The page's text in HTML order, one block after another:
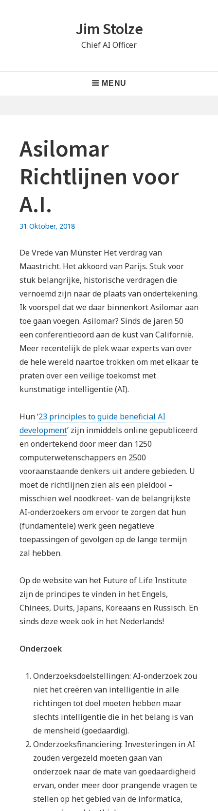
Jim Stolze
Chief AI Officer
MENU
Asilomar
Richtlijnen voor
A.I.
31 Oktober, 2018
De Vrede van Münster. Het verdrag van
Maastricht. Het akkoord van Parijs. Stuk voor
stuk belangrijke, historische verdragen die
vernoemd zijn naar de plaats van ondertekening.
Ik voorspel dat we daar binnenkort Asilomar aan
toe gaan voegen. Asilomar? Sinds de jaren 50
een conferentieoord aan de kust van Californië.
Meer recentelijk de plek waar experts van over
de hele wereld naartoe trokken om met elkaar te
praten over een veilige toekomst met
kunstmatige intelligentie (AI).
Hun ‘23 principles to guide beneficial AI
development’ zijn inmiddels online gepubliceerd
en ondertekend door meer dan 1250
computerwetenschappers en 2500
vooraanstaande denkers uit andere gebieden. U
moet de richtlijnen zien als een pleidooi –
misschien wel noodkreet- van de belangrijkste
AI-onderzoekers om ervoor te zorgen dat hun
(fundamentele) werk geen negatieve
toepassingen of gevolgen op de lange termijn
zal hebben.
Op de website van het Future of Life Institute
zijn de principes te vinden in het Engels,
Chinees, Duits, Japans, Koreaans en Russisch. En
sinds deze week ook in het Nederlands!
Onderzoek
Onderzoeksdoelstellingen: AI-onderzoek zou
niet het creëren van intelligentie in alle
richtingen tot doel moeten hebben maar
slechts intelligentie die in het belang is van
de mensheid (goedaardig).
Onderzoeksfinanciering: Investeringen in AI
zouden vergezeld moeten gaan van
onderzoek naar de mate van goedaardigheid
ervan, onder meer door prangende vragen te
stellen op het gebied van de informatica,